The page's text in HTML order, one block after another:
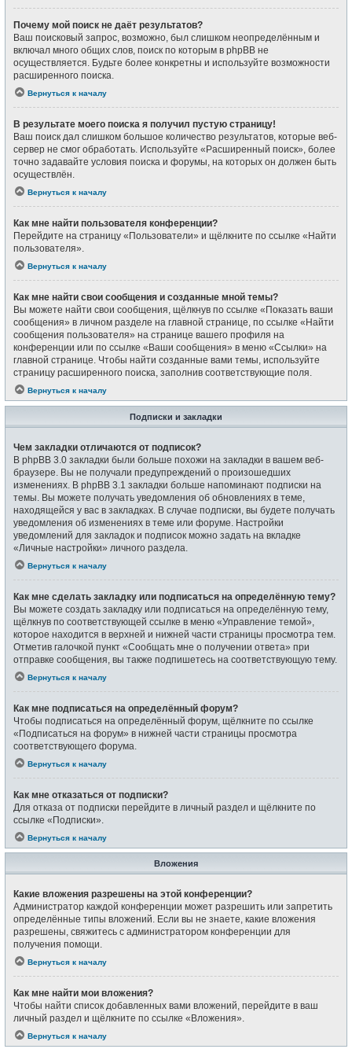
Почему мой поиск не даёт результатов?
Ваш поисковый запрос, возможно, был слишком неопределённым и
включал много общих слов, поиск по которым в phpBB не
осуществляется. Будьте более конкретны и используйте возможности
расширенного поиска.
Вернуться к началу
В результате моего поиска я получил пустую страницу!
Ваш поиск дал слишком большое количество результатов, которые веб-
сервер не смог обработать. Используйте «Расширенный поиск», более
точно задавайте условия поиска и форумы, на которых он должен быть
осуществлён.
Вернуться к началу
Как мне найти пользователя конференции?
Перейдите на страницу «Пользователи» и щёлкните по ссылке «Найти
пользователя».
Вернуться к началу
Как мне найти свои сообщения и созданные мной темы?
Вы можете найти свои сообщения, щёлкнув по ссылке «Показать ваши
сообщения» в личном разделе на главной странице, по ссылке «Найти
сообщения пользователя» на странице вашего профиля на
конференции или по ссылке «Ваши сообщения» в меню «Ссылки» на
главной странице. Чтобы найти созданные вами темы, используйте
страницу расширенного поиска, заполнив соответствующие поля.
Вернуться к началу
Подписки и закладки
Чем закладки отличаются от подписок?
В phpBB 3.0 закладки были больше похожи на закладки в вашем веб-
браузере. Вы не получали предупреждений о произошедших
изменениях. В phpBB 3.1 закладки больше напоминают подписки на
темы. Вы можете получать уведомления об обновлениях в теме,
находящейся у вас в закладках. В случае подписки, вы будете получать
уведомления об изменениях в теме или форуме. Настройки
уведомлений для закладок и подписок можно задать на вкладке
«Личные настройки» личного раздела.
Вернуться к началу
Как мне сделать закладку или подписаться на определённую тему?
Вы можете создать закладку или подписаться на определённую тему,
щёлкнув по соответствующей ссылке в меню «Управление темой»,
которое находится в верхней и нижней части страницы просмотра тем.
Отметив галочкой пункт «Сообщать мне о получении ответа» при
отправке сообщения, вы также подпишетесь на соответствующую тему.
Вернуться к началу
Как мне подписаться на определённый форум?
Чтобы подписаться на определённый форум, щёлкните по ссылке
«Подписаться на форум» в нижней части страницы просмотра
соответствующего форума.
Вернуться к началу
Как мне отказаться от подписки?
Для отказа от подписки перейдите в личный раздел и щёлкните по
ссылке «Подписки».
Вернуться к началу
Вложения
Какие вложения разрешены на этой конференции?
Администратор каждой конференции может разрешить или запретить
определённые типы вложений. Если вы не знаете, какие вложения
разрешены, свяжитесь с администратором конференции для
получения помощи.
Вернуться к началу
Как мне найти мои вложения?
Чтобы найти список добавленных вами вложений, перейдите в ваш
личный раздел и щёлкните по ссылке «Вложения».
Вернуться к началу